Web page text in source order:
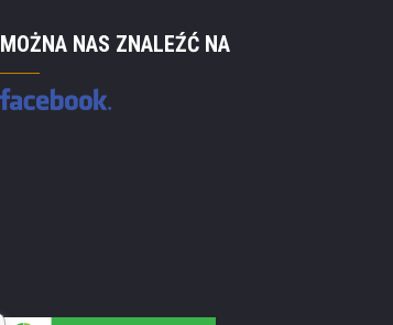
MOŻNA NAS ZNALEŹĆ NA